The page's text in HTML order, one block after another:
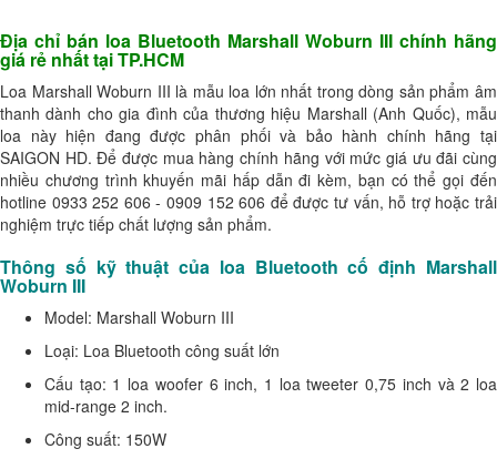
Địa chỉ bán loa Bluetooth Marshall Woburn III chính hãng
giá rẻ nhất tại TP.HCM
Loa Marshall Woburn III là mẫu loa lớn nhất trong dòng sản phẩm âm
thanh dành cho gia đình của thương hiệu Marshall (Anh Quốc), mẫu
loa này hiện đang được phân phối và bảo hành chính hãng tại
SAIGON HD. Để được mua hàng chính hãng với mức giá ưu đãi cùng
nhiều chương trình khuyến mãi hấp dẫn đi kèm, bạn có thể gọi đến
hotline 0933 252 606 - 0909 152 606 để được tư vấn, hỗ trợ hoặc trải
nghiệm trực tiếp chất lượng sản phẩm.
Thông số kỹ thuật của loa Bluetooth cố định Marshall
Woburn III
Model: Marshall Woburn III
Loại: Loa Bluetooth công suất lớn
Cấu tạo: 1 loa woofer 6 inch, 1 loa tweeter 0,75 inch và 2 loa
mid-range 2 inch.
Công suất: 150W